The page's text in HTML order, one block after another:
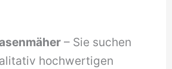
– Sie suchen
hochwertigen